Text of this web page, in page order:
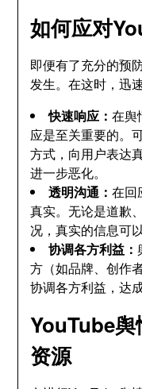
如何应对
即便有了充分的预
发生。在这时，迅
快速响应：在舆
应是至关重要的。
方式，向用户表达
进一步恶化。
透明沟通：在回
真实。无论是道歉
况，真实的信息可
协调各方利益：
方（如品牌、创作
协调各方利益，达
YouTube
资源